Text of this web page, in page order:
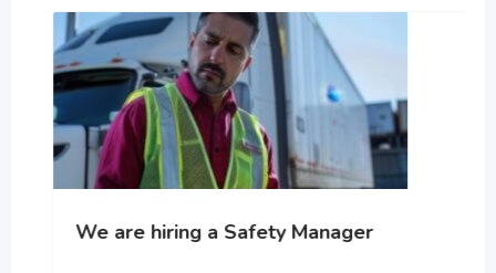
We are hiring a Safety Manager